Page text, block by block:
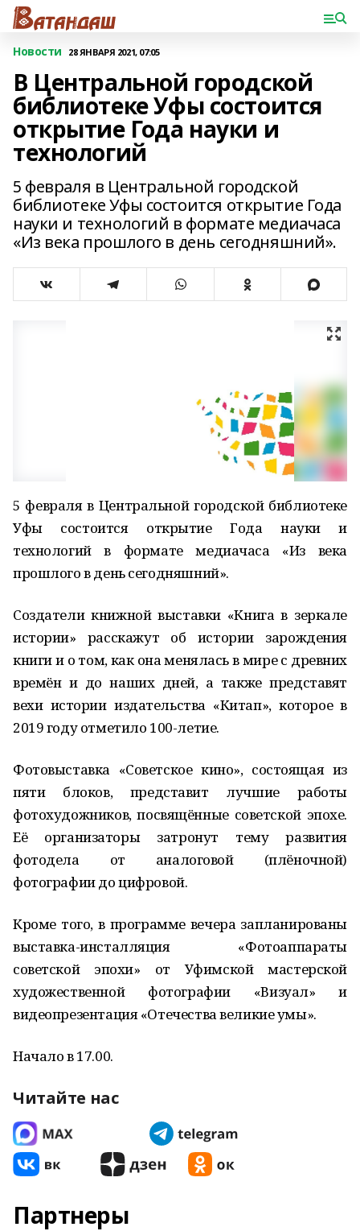
Новости 28 ЯНВАРЯ 2021, 07:05
В Центральной городской
библиотеке Уфы состоится
открытие Года науки и
технологий
5 февраля в Центральной городской
библиотеке Уфы состоится открытие Года
науки и технологий в формате медиачаса
«Из века прошлого в день сегодняшний».
5 февраля в Центральной городской библиотеке
Уфы состоится открытие Года науки и
технологий в формате медиачаса «Из века
прошлого в день сегодняшний».
Создатели книжной выставки «Книга в зеркале
истории» расскажут об истории зарождения
книги и о том, как она менялась в мире с древних
времён и до наших дней, а также представят
вехи истории издательства «Китап», которое в
2019 году отметило 100-летие.
Фотовыставка «Советское кино», состоящая из
пяти блоков, представит лучшие работы
фотохудожников, посвящённые советской эпохе.
Её организаторы затронут тему развития
фотодела от аналоговой (плёночной)
фотографии до цифровой.
Кроме того, в программе вечера запланированы
выставка-инсталляция «Фотоаппараты
советской эпохи» от Уфимской мастерской
художественной фотографии «Визуал» и
видеопрезентация «Отечества великие умы».
Начало в 17.00.
Читайте нас
Партнеры